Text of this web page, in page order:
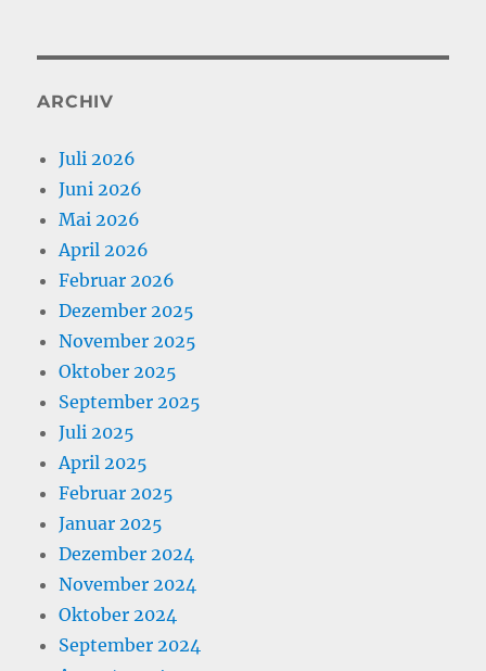
ARCHIV
Juli 2026
Juni 2026
Mai 2026
April 2026
Februar 2026
Dezember 2025
November 2025
Oktober 2025
September 2025
Juli 2025
April 2025
Februar 2025
Januar 2025
Dezember 2024
November 2024
Oktober 2024
September 2024